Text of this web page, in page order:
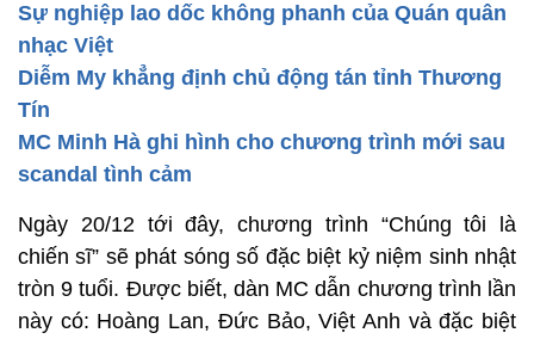
Sự nghiệp lao dốc không phanh của Quán quân
nhạc Việt
Diễm My khẳng định chủ động tán tỉnh Thương
Tín
MC Minh Hà ghi hình cho chương trình mới sau
scandal tình cảm
Ngày 20/12 tới đây, chương trình “Chúng tôi là
chiến sĩ” sẽ phát sóng số đặc biệt kỷ niệm sinh nhật
tròn 9 tuổi. Được biết, dàn MC dẫn chương trình lần
này có: Hoàng Lan, Đức Bảo, Việt Anh và đặc biệt